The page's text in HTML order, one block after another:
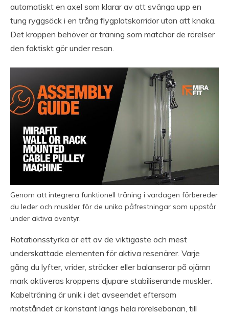
automatiskt en axel som klarar av att svänga upp en
tung ryggsäck i en trång flygplatskorridor utan att knaka.
Det kroppen behöver är träning som matchar de rörelser
den faktiskt gör under resan.
Genom att integrera funktionell träning i vardagen förbereder
du leder och muskler för de unika påfrestningar som uppstår
under aktiva äventyr.
Rotationsstyrka är ett av de viktigaste och mest
underskattade elementen för aktiva resenärer. Varje
gång du lyfter, vrider, sträcker eller balanserar på ojämn
mark aktiveras kroppens djupare stabiliserande muskler.
Kabelträning är unik i det avseendet eftersom
motståndet är konstant längs hela rörelsebanan, till